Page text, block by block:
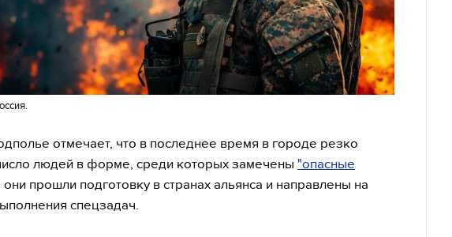
отмечает, что в последнее время в городе резко
людей в форме, среди которых замечены "опасные
они прошли подготовку в странах альянса и направлены на
спецзадач.